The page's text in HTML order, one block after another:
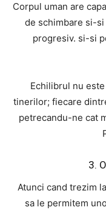
Corpul uman are
de schimbare si-
progresiv. si-si
Echilibrul nu
tinerilor; fiecare
petrecandu-ne cat
3.
Atunci cand trezim
sa le permitem